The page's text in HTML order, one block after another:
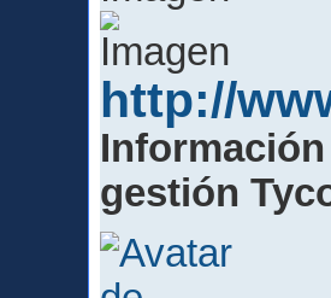
http://
gestión